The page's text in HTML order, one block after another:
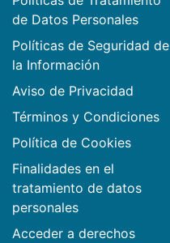
de Datos Personales
Políticas de Seguridad de
la Información
Aviso de Privacidad
Términos y Condiciones
Política de Cookies
Finalidades en el
tratamiento de datos
personales
Acceder a derechos